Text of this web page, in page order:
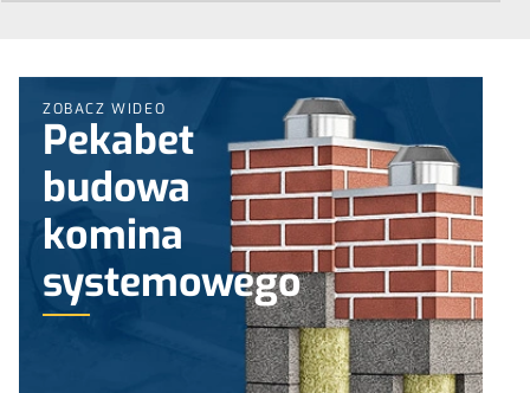
ZOBACZ WIDEO
Pekabet
budowa
komina
systemowego